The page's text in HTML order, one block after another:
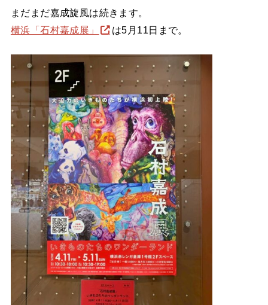
まだまだ嘉成旋風は続きます。
横浜「石村嘉成展」
は5月11日まで。